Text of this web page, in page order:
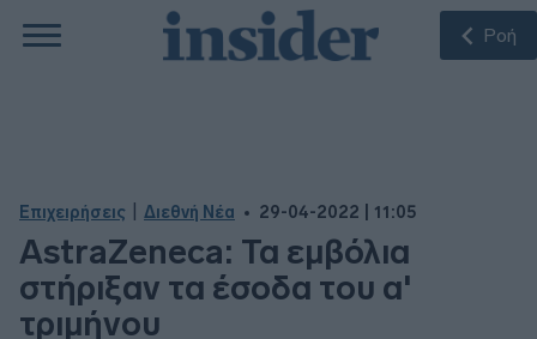
Ροή
Επιχειρήσεις Διεθνή Νέα 29-04-2022 | 11:05
AstraΖeneca: Τα εμβόλια
στήριξαν τα έσοδα του α'
τριμήνου